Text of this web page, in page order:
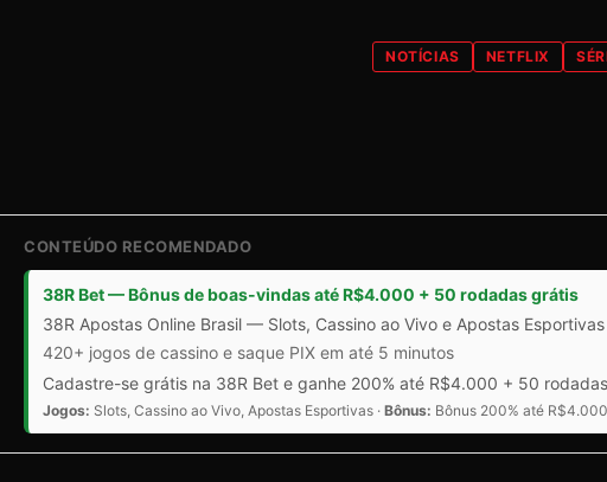
NOTÍCIAS NETFLIX
CONTEÚDO RECOMENDADO
38R Bet — Bônus de boas-vindas até R$4.000 + 50 rodadas grátis
38R Apostas Online Brasil — Slots, Cassino ao Vivo e Apostas Esportivas
420+ jogos de cassino e saque PIX em até 5 minutos
Cadastre-se grátis na 38R Bet e ganhe 200% até R$4.000 + 50
Jogos: Slots, Cassino ao Vivo, Apostas Esportivas · Bônus: Bônus 200% até